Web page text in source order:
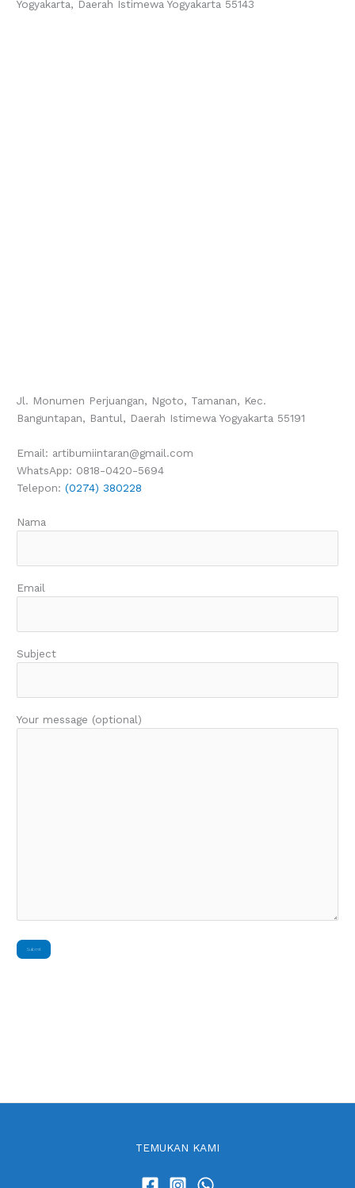
Yogyakarta, Daerah Istimewa Yogyakarta 55143
Jl. Monumen Perjuangan, Ngoto, Tamanan, Kec.
Banguntapan, Bantul, Daerah Istimewa Yogyakarta 55191
Email: artibumiintaran@gmail.com
WhatsApp: 0818-0420-5694
Telepon:(0274) 380228
Nama
Email
Subject
Your message (optional)
TEMUKAN KAMI